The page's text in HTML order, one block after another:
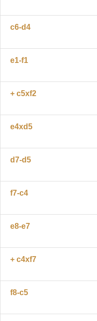
c6-d4
e1-f1
+ c5xf2
e4xd5
d7-d5
f7-c4
e8-e7
+ c4xf7
f8-c5